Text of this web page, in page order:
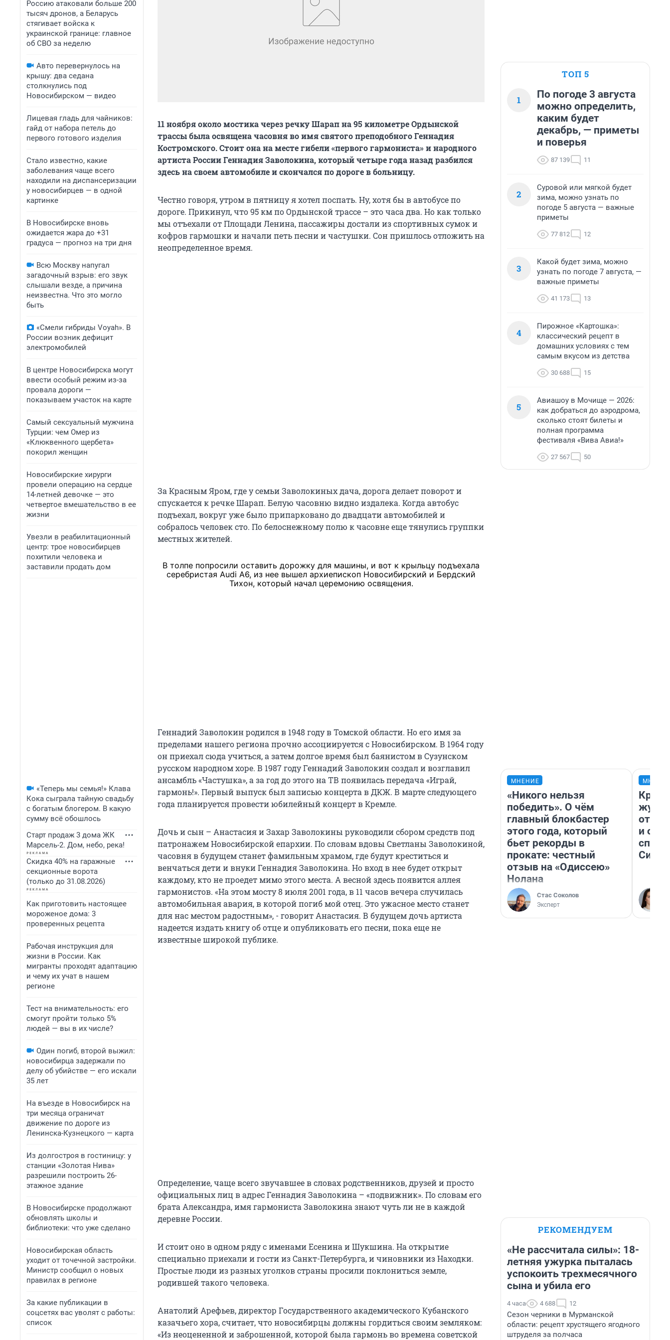
Россию атаковали больше 200
тысяч дронов, а Беларусь
стягивает войска к
украинской границе: главное
об СВО за неделю
Авто перевернулось на
крышу: два седана
столкнулись под
Новосибирском — видео
Лицевая гладь для чайников:
гайд от набора петель до
первого готового изделия
Стало известно, какие
заболевания чаще всего
находили на диспансеризации
у новосибирцев — в одной
картинке
В Новосибирске вновь
ожидается жара до +31
градуса — прогноз на три дня
Всю Москву напугал
загадочный взрыв: его звук
слышали везде, а причина
неизвестна. Что это могло
быть
«Смели гибриды Voyah». В
России возник дефицит
электромобилей
В центре Новосибирска могут
ввести особый режим из-за
провала дороги —
показываем участок на карте
Самый сексуальный мужчина
Турции: чем Омер из
«Клюквенного щербета»
покорил женщин
Новосибирские хирурги
провели операцию на сердце
14-летней девочке — это
четвертое вмешательство в ее
жизни
Увезли в реабилитационный
центр: трое новосибирцев
похитили человека и
заставили продать дом
«Теперь мы семья!» Клава
Кока сыграла тайную свадьбу
с богатым блогером. В какую
сумму всё обошлось
Старт продаж 3 дома ЖК
Марсель-2. Дом, небо, река!
Скидка 40% на гаражные
секционные ворота
(только до 31.08.2026)
Как приготовить настоящее
мороженое дома: 3
проверенных рецепта
Рабочая инструкция для
жизни в России. Как
мигранты проходят адаптацию
и чему их учат в нашем
регионе
Тест на внимательность: его
смогут пройти только 5%
людей — вы в их числе?
Один погиб, второй выжил:
новосибирца задержали по
делу об убийстве — его искали
35 лет
На въезде в Новосибирск на
три месяца ограничат
движение по дороге из
Ленинска-Кузнецкого — карта
Из долгостроя в гостиницу: у
станции «Золотая Нива»
разрешили построить 26-
этажное здание
В Новосибирске продолжают
обновлять школы и
библиотеки: что уже сделано
Новосибирская область
уходит от точечной застройки.
Министр сообщил о новых
правилах в регионе
За какие публикации в
соцсетях вас уволят с работы:
список
11 ноября около мостика через речку Шарап на 95 километре Ордынской
трассы была освящена часовня во имя святого преподобного Геннадия
Костромского. Стоит она на месте гибели «первого гармониста» и народного
артиста России Геннадия Заволокина, который четыре года назад разбился
здесь на своем автомобиле и скончался по дороге в больницу.
Честно говоря, утром в пятницу я хотел поспать. Ну, хотя бы в автобусе по
дороге. Прикинул, что 95 км по Ордынской трассе – это часа два. Но как только
мы отъехали от Площади Ленина, пассажиры достали из спортивных сумок и
кофров гармошки и начали петь песни и частушки. Сон пришлось отложить на
неопределенное время.
За Красным Яром, где у семьи Заволокиных дача, дорога делает поворот и
спускается к речке Шарап. Белую часовню видно издалека. Когда автобус
подъехал, вокруг уже было припарковано до двадцати автомобилей и
собралось человек сто. По белоснежному полю к часовне еще тянулись группки
местных жителей.
В толпе попросили оставить дорожку для машины, и вот к крыльцу подъехала
серебристая Audi A6, из нее вышел архиепископ Новосибирский и Бердский
Тихон, который начал церемонию освящения.
Геннадий Заволокин родился в 1948 году в Томской области. Но его имя за
пределами нашего региона прочно ассоциируется с Новосибирском. В 1964 году
он приехал сюда учиться, а затем долгое время был баянистом в Сузунском
русском народном хоре. В 1987 году Геннадий Заволокин создал и возглавил
ансамбль «Частушка», а за год до этого на ТВ появилась передача «Играй,
гармонь!». Первый выпуск был записью концерта в ДКЖ. В марте следующего
года планируется провести юбилейный концерт в Кремле.
Дочь и сын – Анастасия и Захар Заволокины руководили сбором средств под
патронажем Новосибирской епархии. По словам вдовы Светланы Заволокиной,
часовня в будущем станет фамильным храмом, где будут креститься и
венчаться дети и внуки Геннадия Заволокина. Но вход в нее будет открыт
каждому, кто не проедет мимо этого места. А весной здесь появится аллея
гармонистов. «На этом мосту 8 июля 2001 года, в 11 часов вечера случилась
автомобильная авария, в которой погиб мой отец. Это ужасное место станет
для нас местом радостным», - говорит Анастасия. В будущем дочь артиста
надеется издать книгу об отце и опубликовать его песни, пока еще не
известные широкой публике.
Определение, чаще всего звучавшее в словах родственников, друзей и просто
официальных лиц в адрес Геннадия Заволокина – «подвижник». По словам его
брата Александра, имя гармониста Заволокина знают чуть ли не в каждой
деревне России.
И стоит оно в одном ряду с именами Есенина и Шукшина. На открытие
специально приехали и гости из Санкт-Петербурга, и чиновники из Находки.
Простые люди из разных уголков страны просили поклониться земле,
родившей такого человека.
Анатолий Арефьев, директор Государственного академического Кубанского
казачьего хора, считает, что новосибирцы должны гордиться своим земляком:
«Из неоцененной и заброшенной, которой была гармонь во времена советской
ТОП 5
1
По погоде 3 августа
можно определить,
каким будет
декабрь, — приметы
и поверья
87 139 11
2
Суровой или мягкой будет
зима, можно узнать по
погоде 5 августа — важные
приметы
77 812 12
3
Какой будет зима, можно
узнать по погоде 7 августа, —
важные приметы
41 173 13
4
Пирожное «Картошка»:
классический рецепт в
домашних условиях с тем
самым вкусом из детства
30 688 15
5
Авиашоу в Мочище — 2026:
как добраться до аэродрома,
сколько стоят билеты и
полная программа
фестиваля «Вива Авиа!»
27 567 50
МНЕНИЕ
«Никого нельзя
победить». О чём
главный блокбастер
этого года, который
бьет рекорды в
прокате: честный
отзыв на «Одиссею»
Нолана
Стас Соколов
Эксперт
и
РЕКОМЕНДУЕМ
«Не рассчитала силы»: 18-
летняя ужурка пыталась
успокоить трехмесячного
сына и убила его
4 часа 4 688 12
Сезон черники в Мурманской
области: рецепт хрустящего ягодного
штруделя за полчаса